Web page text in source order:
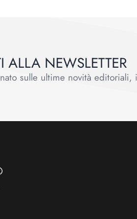
ALLA NEWSLETTER
sulle ultime novità